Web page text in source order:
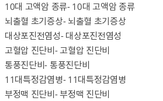
10대 고액암 종류- 10대 고액암 종류
뇌출혈 초기증상- 뇌출혈 초기증상
대상포진전염성- 대상포진전염성
고혈압 진단비- 고혈압 진단비
통풍진단비- 통풍진단비
11대특정감염병- 11대특정감염병
부정맥 진단비- 부정맥 진단비